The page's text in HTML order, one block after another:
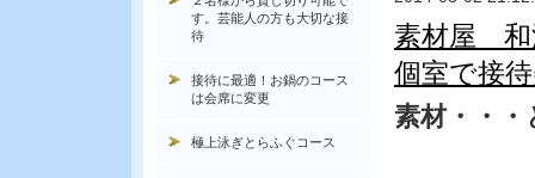
素材屋
個室で接
素材・・
す。芸能人の方も大切な接
待
接待に最適！お鍋のコース
は会席に変更
極上泳ぎとらふぐコース